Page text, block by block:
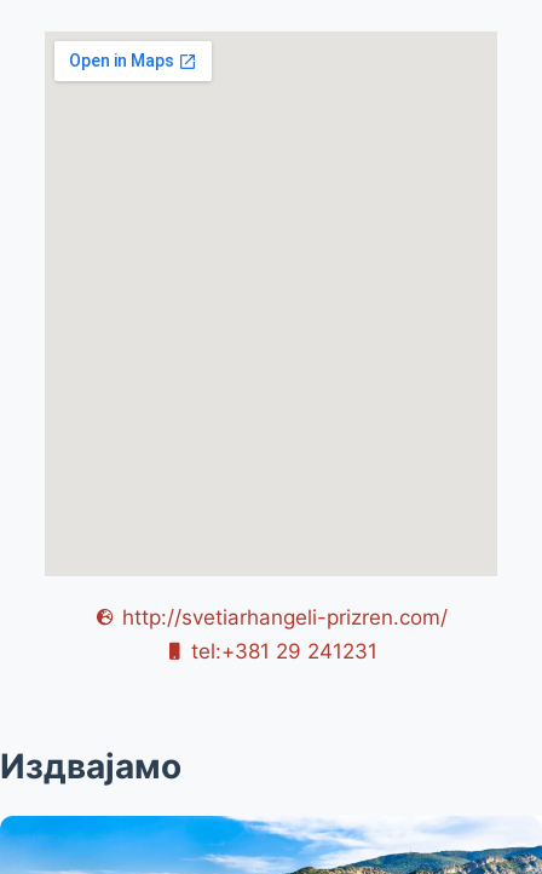
http://svetiarhangeli-prizren.com/
tel:+381 29 241231
Издвајамо